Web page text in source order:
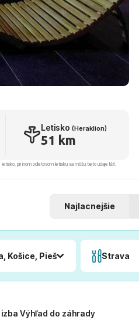
Letisko(Heraklion)
51 km
pri inom odletovom letisku sa môžu tieto údaje líšiť.
Najlacnejšie
Košice, Piešťany, PopradStrava
Výhľad do záhrady